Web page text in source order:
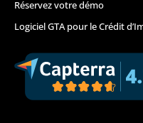
Réservez votre démo
Logiciel GTA pour le Crédit